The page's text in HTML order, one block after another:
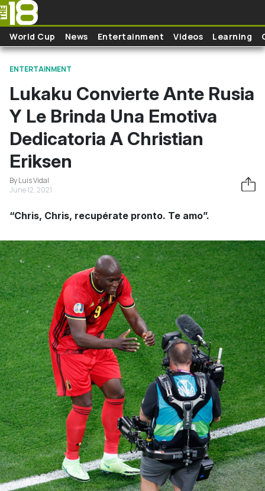
Skip to main content
World Cup News Entertainment Videos Learning
ENTERTAINMENT
Lukaku Convierte Ante Rusia
Y Le Brinda Una Emotiva
Dedicatoria A Christian
Eriksen
By Luis Vidal
June 12, 2021
“Chris, Chris, recupérate pronto. Te amo”.